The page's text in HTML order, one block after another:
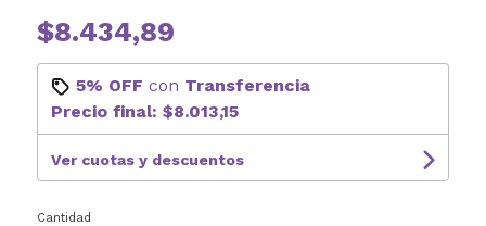
$8.434,89
5% OFF con Transferencia
Precio final: $8.013,15
Ver cuotas y descuentos
Cantidad